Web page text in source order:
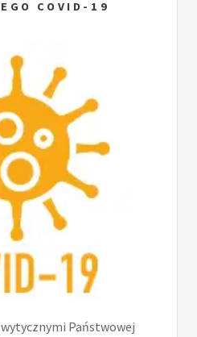
COVID-19
Państwowej